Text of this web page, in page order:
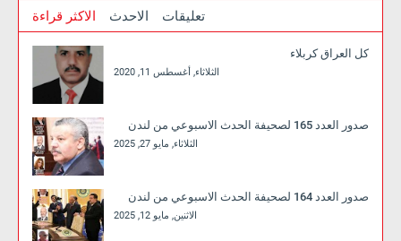
الاكثر قراءة الاحدث تعليقات
كل العراق كربلاء
الثلاثاء, أغسطس 11, 2020
صدور العدد 165 لصحيفة الحدث الاسبوعي من لندن
الثلاثاء, مايو 27, 2025
صدور العدد 164 لصحيفة الحدث الاسبوعي من لندن
الاثنين, مايو 12, 2025